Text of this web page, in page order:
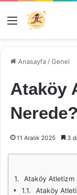
Menü
Anasayfa /Genel
Ataköy
Nerede?
11 Aralık 2025 3
Ataköy Atletizm
Ataköy